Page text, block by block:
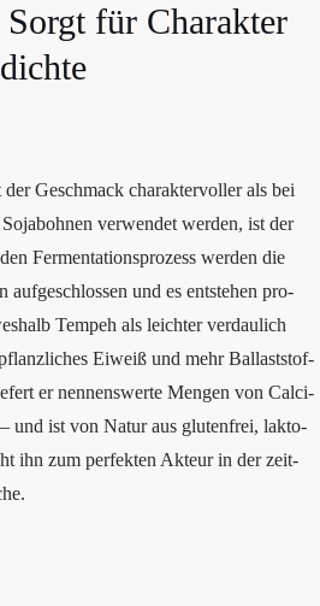
für Cha­rak­ter
Geschmack cha­rak­ter­vol­ler als bei
ver­wen­det wer­den, ist der
Fer­men­ta­ti­ons­pro­zess wer­den die
auf­ge­schlos­sen und es ent­ste­hen pro­
Tem­peh als leich­ter ver­dau­lich
Eiweiß und mehr Bal­last­stof­
er nen­nens­wer­te Men­gen von Cal­ci­
und ist von Natur aus glu­ten­frei, lak­to­
ihn zum per­fek­ten Akteur in der zeit­